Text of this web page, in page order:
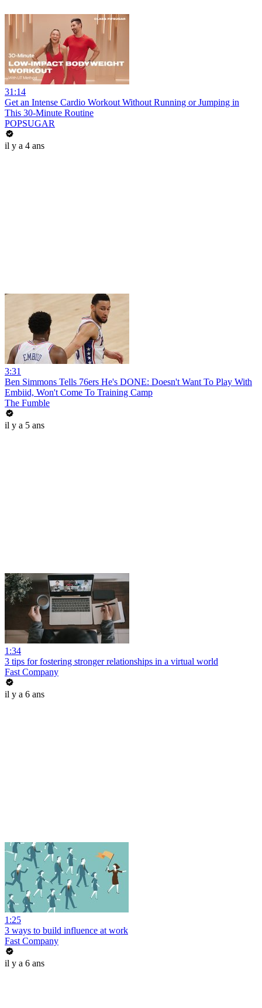
31:14
Get an Intense Cardio Workout Without Running or Jumping in
This 30-Minute Routine
POPSUGAR
il y a 4 ans
3:31
Ben Simmons Tells 76ers He's DONE: Doesn't Want To Play With
Embiid, Won't Come To Training Camp
The Fumble
il y a 5 ans
1:34
3 tips for fostering stronger relationships in a virtual world
Fast Company
il y a 6 ans
1:25
3 ways to build influence at work
Fast Company
il y a 6 ans